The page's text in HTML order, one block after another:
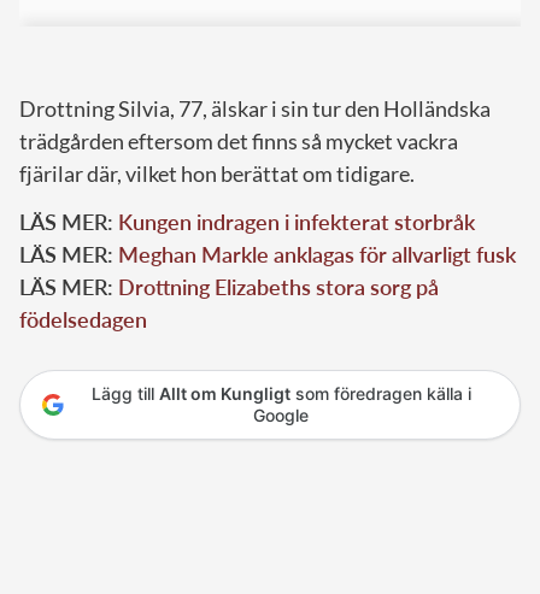
Drottning Silvia, 77, älskar i sin tur den Holländska
trädgården eftersom det finns så mycket vackra
fjärilar där, vilket hon berättat om tidigare.
LÄS MER: Kungen indragen i infekterat storbråk
LÄS MER: Meghan Markle anklagas för allvarligt fusk
LÄS MER: Drottning Elizabeths stora sorg på
födelsedagen
Lägg till Allt om Kungligtsom föredragen källa i
Google